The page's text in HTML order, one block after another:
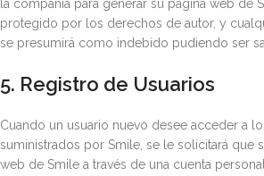
la compañía para generar su página web de
protegido por los derechos de autor, y
se presumirá como indebido pudiendo ser
5. Registro de Usuarios
Cuando un usuario nuevo desee acceder a
suministrados por Smile, se le solicitará que
web de Smile a través de una cuenta